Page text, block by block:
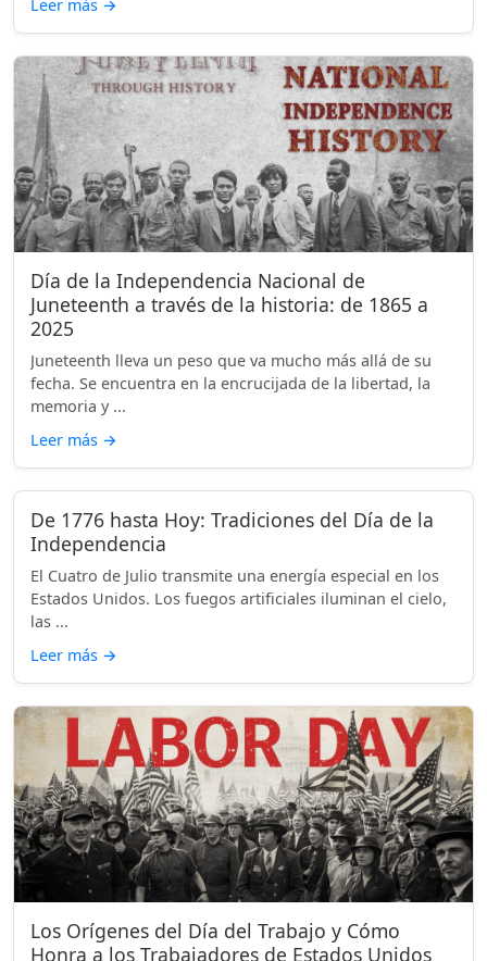
Leer más →
Día de la Independencia Nacional de
Juneteenth a través de la historia: de 1865 a
2025
Juneteenth lleva un peso que va mucho más allá de su
fecha. Se encuentra en la encrucijada de la libertad, la
memoria y ...
Leer más →
De 1776 hasta Hoy: Tradiciones del Día de la
Independencia
El Cuatro de Julio transmite una energía especial en los
Estados Unidos. Los fuegos artificiales iluminan el cielo,
las ...
Leer más →
Los Orígenes del Día del Trabajo y Cómo
Honra a los Trabajadores de Estados Unidos